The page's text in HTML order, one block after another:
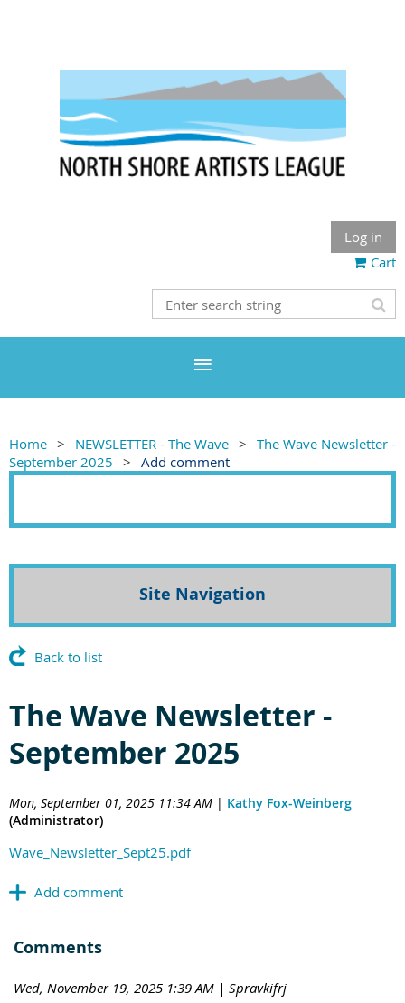
Log in
Cart
Home NEWSLETTER - The Wave
The Wave Newsletter -
September 2025
Add comment
Site Navigation
Back to list
The Wave Newsletter -
September 2025
Mon, September 01, 2025 11:34 AM | Kathy Fox-Weinberg
(Administrator)
Wave_Newsletter_Sept25.pdf
Comments
Wed, November 19, 2025 1:39 AM | Spravkifrj